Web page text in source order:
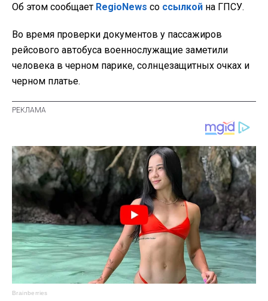
Об этом сообщает RegioNews со ссылкой на ГПСУ.
Во время проверки документов у пассажиров
рейсового автобуса военнослужащие заметили
человека в черном парике, солнцезащитных очках и
черном платье.